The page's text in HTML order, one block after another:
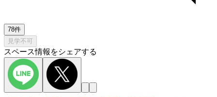
78件
見学不可
スペース情報をシェアする